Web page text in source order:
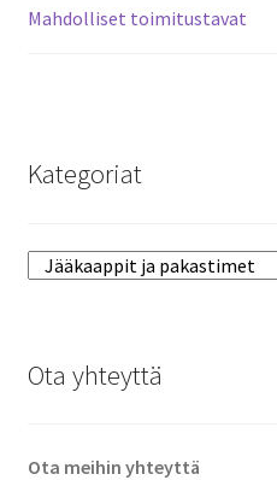
Mahdolliset toimitustavat
Kategoriat
Ota yhteyttä
Ota meihin yhteyttä